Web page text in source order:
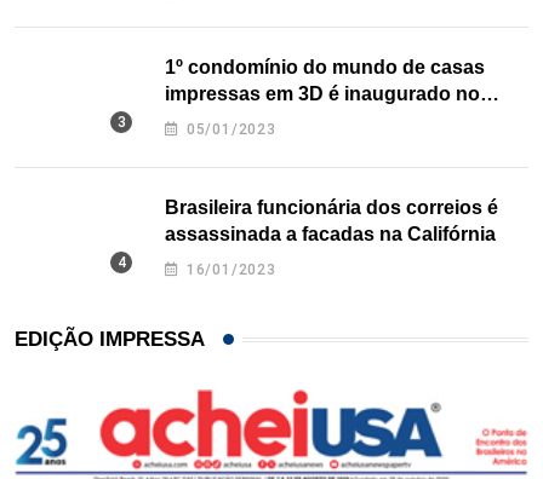
1º condomínio do mundo de casas
impressas em 3D é inaugurado no
Texas
05/01/2023
Brasileira funcionária dos correios é
assassinada a facadas na Califórnia
16/01/2023
EDIÇÃO IMPRESSA